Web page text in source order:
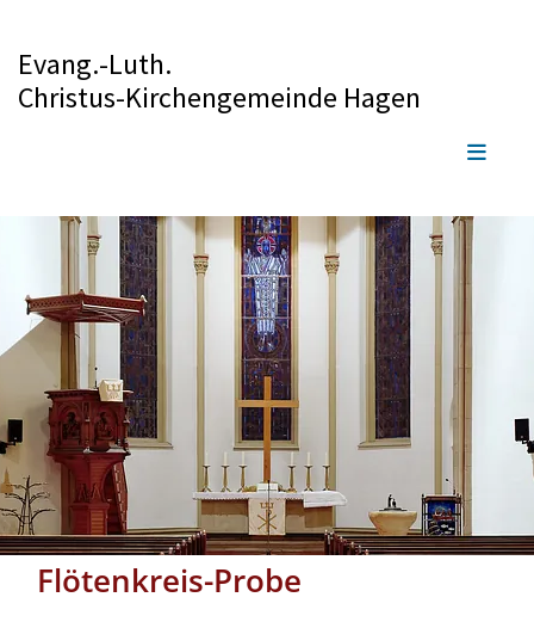
Evang.-Luth.
Christus-Kirchengemeinde Hagen
Flötenkreis-Probe